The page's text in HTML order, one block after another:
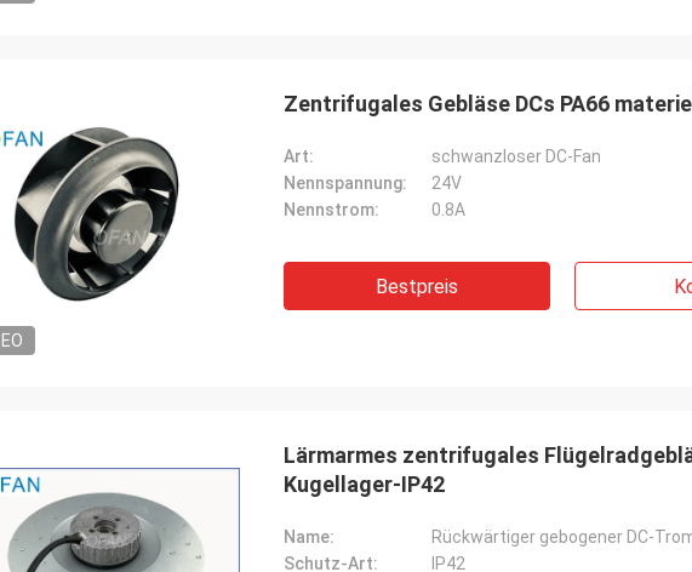
Zentrifugales Gebläse DCs PA66
Art:
schwanzloser DC-Fan
Nennspannung:
24V
Nennstrom:
0.8A
Bestpreis
Lärmarmes zentrifugales
Kugellager-IP42
Name:
Rückwärtiger gebogener DC-
Schutz-Art:
IP42